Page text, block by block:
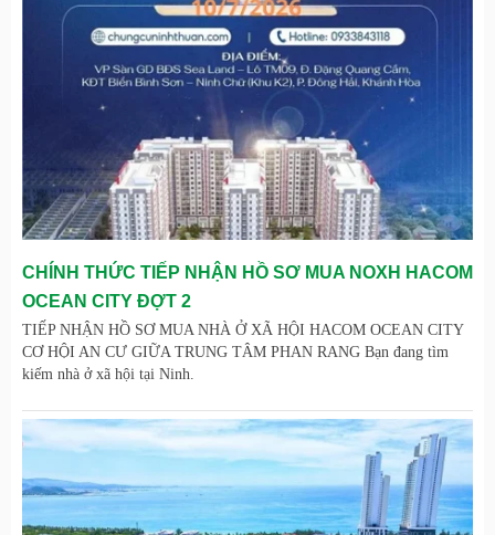
CHÍNH THỨC TIẾP NHẬN HỒ SƠ MUA NOXH HACOM
OCEAN CITY ĐỢT 2
TIẾP NHẬN HỒ SƠ MUA NHÀ Ở XÃ HỘI HACOM OCEAN CITY
CƠ HỘI AN CƯ GIỮA TRUNG TÂM PHAN RANG Bạn đang tìm
kiếm nhà ở xã hội tại Ninh.